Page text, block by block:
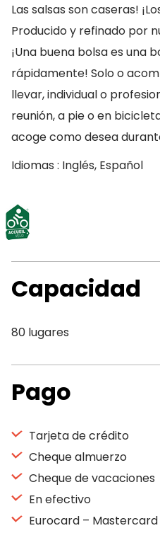
Las salsas son caseras!
Producido y refinado por
¡Una buena bolsa es una
rápidamente! Solo o
llevar, individual o
reunión, a pie o en
acoge como desea
Idiomas : Inglés, Español
Capacidad
80 lugares
Pago
Tarjeta de crédito
Cheque almuerzo
Cheque de vacaciones
En efectivo
Eurocard – Mastercard